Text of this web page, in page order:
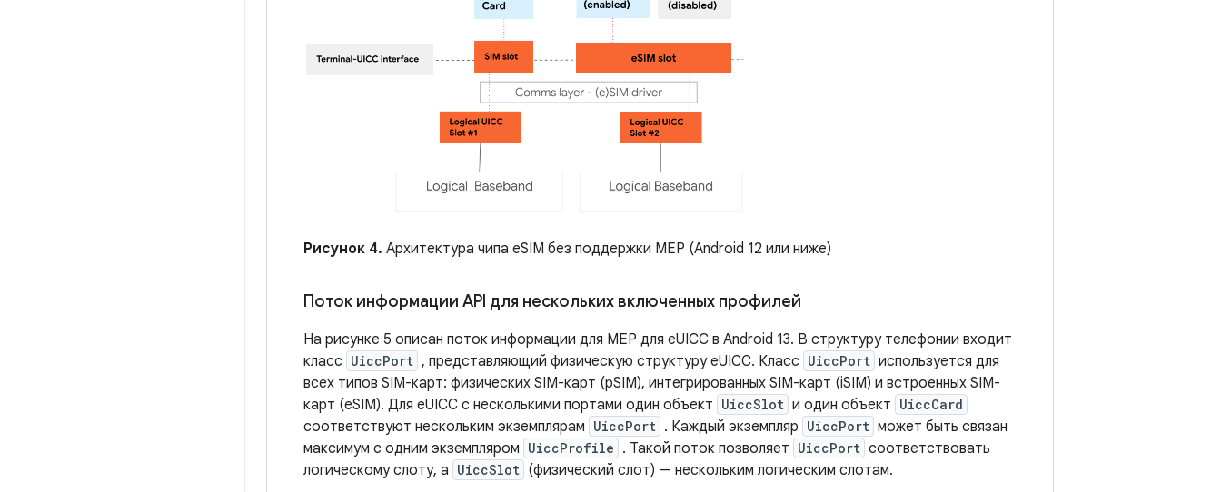
Рисунок 4. Архитектура чипа eSIM без поддержки MEP (Android 12 или ниже)
Поток информации API для нескольких включенных профилей
На рисунке 5 описан поток информации для MEP для eUICC в Android 13. В структуру телефонии входит
класс UiccPort , представляющий физическую структуру eUICC. Класс UiccPort используется для
всех типов SIM-карт: физических SIM-карт (pSIM), интегрированных SIM-карт (iSIM) и встроенных SIM-
карт (eSIM). Для eUICC с несколькими портами один объект UiccSlot и один объект UiccCard
соответствуют нескольким экземплярам UiccPort . Каждый экземпляр UiccPort может быть связан
максимум с одним экземпляром UiccProfile . Такой поток позволяет UiccPort соответствовать
логическому слоту, а UiccSlot (физический слот) — нескольким логическим слотам.